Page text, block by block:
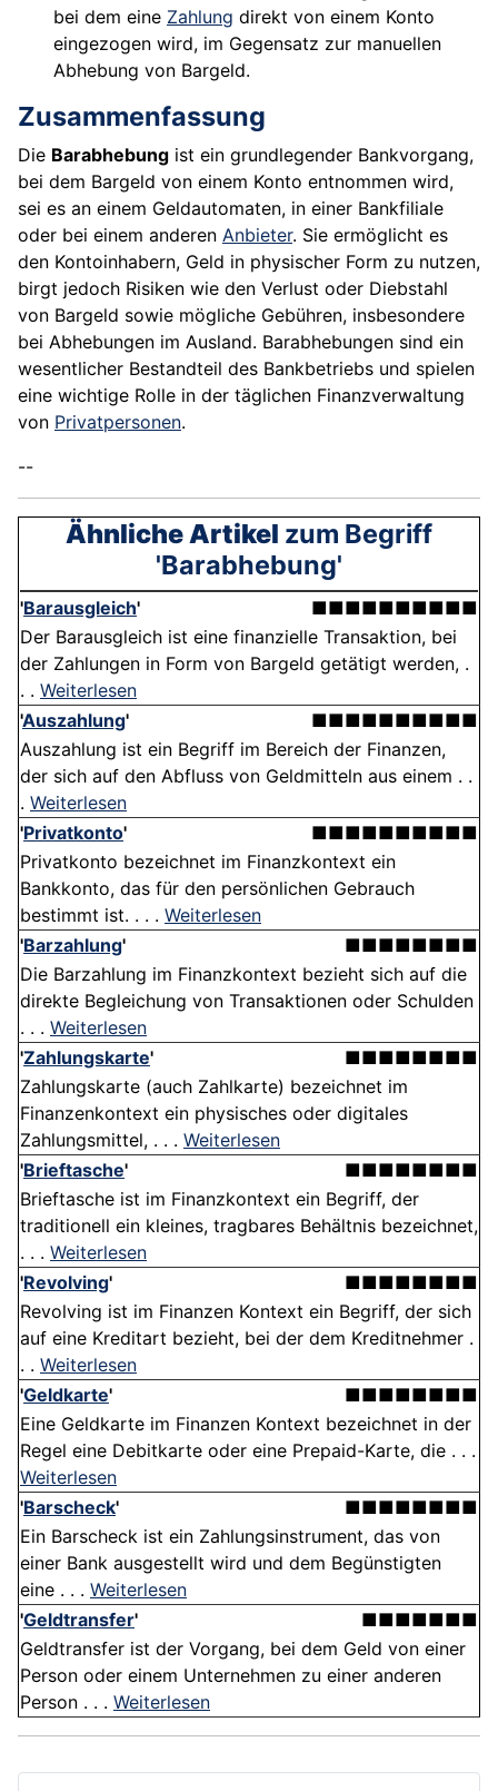
bei dem eine Zahlung direkt von einem Konto
eingezogen wird, im Gegensatz zur manuellen
Abhebung von Bargeld.
Zusammenfassung
Die Barabhebung ist ein grundlegender Bankvorgang,
bei dem Bargeld von einem Konto entnommen wird,
sei es an einem Geldautomaten, in einer Bankfiliale
oder bei einem anderen Anbieter. Sie ermöglicht es
den Kontoinhabern, Geld in physischer Form zu nutzen,
birgt jedoch Risiken wie den Verlust oder Diebstahl
von Bargeld sowie mögliche Gebühren, insbesondere
bei Abhebungen im Ausland. Barabhebungen sind ein
wesentlicher Bestandteil des Bankbetriebs und spielen
eine wichtige Rolle in der täglichen Finanzverwaltung
von Privatpersonen.
--
Ähnliche Artikel zum Begriff
'Barabhebung'
'Barausgleich'
■■■■■■■■■■
Der Barausgleich ist eine finanzielle Transaktion, bei
der Zahlungen in Form von Bargeld getätigt werden, .
. . Weiterlesen
'Auszahlung'
■■■■■■■■■■
Auszahlung ist ein Begriff im Bereich der Finanzen,
der sich auf den Abfluss von Geldmitteln aus einem . .
. Weiterlesen
'Privatkonto'
■■■■■■■■■■
Privatkonto bezeichnet im Finanzkontext ein
Bankkonto, das für den persönlichen Gebrauch
bestimmt ist. . . . Weiterlesen
'Barzahlung'
■■■■■■■■
Die Barzahlung im Finanzkontext bezieht sich auf die
direkte Begleichung von Transaktionen oder Schulden
. . . Weiterlesen
'Zahlungskarte'
■■■■■■■■
Zahlungskarte (auch Zahlkarte) bezeichnet im
Finanzenkontext ein physisches oder digitales
Zahlungsmittel, . . . Weiterlesen
'Brieftasche'
■■■■■■■■
Brieftasche ist im Finanzkontext ein Begriff, der
traditionell ein kleines, tragbares Behältnis bezeichnet,
. . . Weiterlesen
'Revolving'
■■■■■■■■
Revolving ist im Finanzen Kontext ein Begriff, der sich
auf eine Kreditart bezieht, bei der dem Kreditnehmer .
. . Weiterlesen
'Geldkarte'
■■■■■■■■
Eine Geldkarte im Finanzen Kontext bezeichnet in der
Regel eine Debitkarte oder eine Prepaid-Karte, die . . .
Weiterlesen
'Barscheck'
■■■■■■■■
Ein Barscheck ist ein Zahlungsinstrument, das von
einer Bank ausgestellt wird und dem Begünstigten
eine . . . Weiterlesen
'Geldtransfer'
■■■■■■■
Geldtransfer ist der Vorgang, bei dem Geld von einer
Person oder einem Unternehmen zu einer anderen
Person . . . Weiterlesen